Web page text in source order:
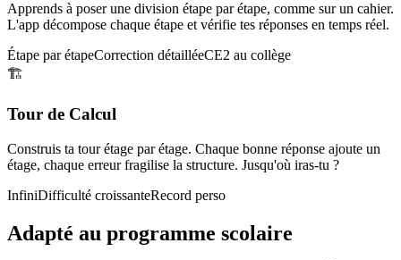
Apprends à poser une division étape par étape, comme sur un cahier.
L'app décompose chaque étape et vérifie tes réponses en temps réel.
Étape par étapeCorrection détailléeCE2 au collège
🏗️
Tour de Calcul
Construis ta tour étage par étage. Chaque bonne réponse ajoute un
étage, chaque erreur fragilise la structure. Jusqu'où iras-tu ?
InfiniDifficulté croissanteRecord perso
Adapté au programme scolaire